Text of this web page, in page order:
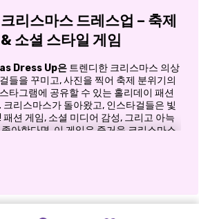
리스마스 드레스업 – 축제
소셜 스타일 게임
Dress Up은트렌디한 크리스마스 의상
들을 꾸미고, 사진을 찍어 축제 분위기의
타그램에 공유할 수 있는 홀리데이 패션
크리스마스가 돌아왔고, 인스타걸들은 빛
션 게임, 소셜 미디어 감성, 그리고 아늑
아한다면, 이 게임은 즐거운 크리스마스
마스 의상을 만들어보세요
크리스마스핑크 냉동
벤: 공주들의